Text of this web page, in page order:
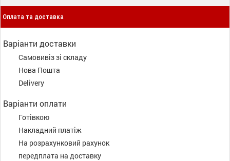
Оплата та доставка
Варіанти доставки
Самовивіз зі складу
Нова Пошта
Delivery
Варіанти оплати
Готівкою
Накладний платіж
На розрахунковий рахунок
передплата на доставку